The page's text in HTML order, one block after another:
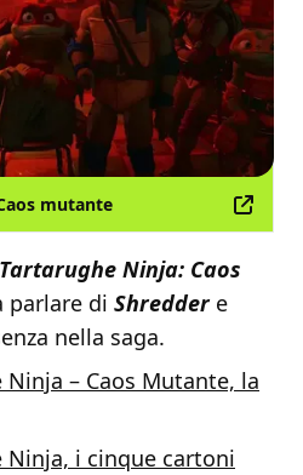
mutante
Tartarughe Ninja: Caos
parlare di Shreddere
nella saga.
Ninja – Caos Mutante, la
Ninja, i cinque cartoni